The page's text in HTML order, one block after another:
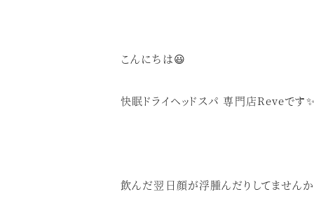
こんにちは😃
快眠ドライヘッドスパ 専門店Reveです
飲んだ翌日顔が浮腫んだりしてませんか